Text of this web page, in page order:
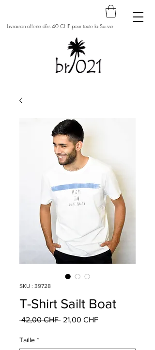
Livraison offerte dès 40 CHF pour toute la Suisse
SKU : 39728
T-Shirt Sailt Boat
42,00 CHF Prix
21,00 CHFPrix
Taille *